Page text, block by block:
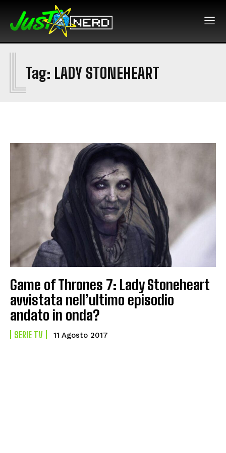
Tag: LADY STONEHEART
L
Game of Thrones 7: Lady Stoneheart
avvistata nell’ultimo episodio
andato in onda?
SERIE TV 11 Agosto 2017